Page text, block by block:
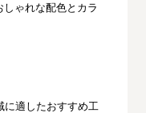
ゃれな配色とカラ
に適したおすすめ工